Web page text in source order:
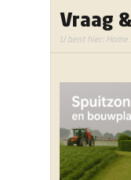
Vraag
U bent hier: Home